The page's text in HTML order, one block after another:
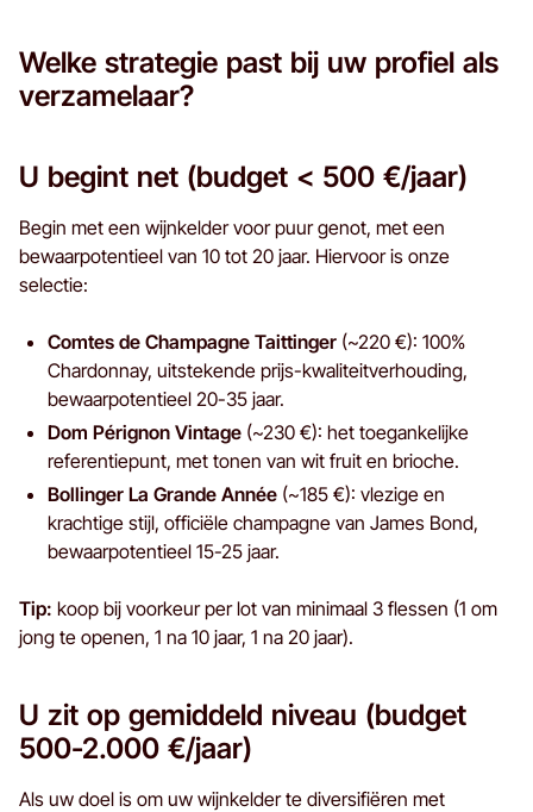
Welke strategie past bij uw profiel als
verzamelaar?
U begint net (budget < 500 €/jaar)
Begin met een wijnkelder voor puur genot, met een
bewaarpotentieel van 10 tot 20 jaar. Hiervoor is onze
selectie:
Comtes de Champagne Taittinger (~220 €): 100%
Chardonnay, uitstekende prijs-kwaliteitverhouding,
bewaarpotentieel 20-35 jaar.
Dom Pérignon Vintage (~230 €): het toegankelijke
referentiepunt, met tonen van wit fruit en brioche.
Bollinger La Grande Année (~185 €): vlezige en
krachtige stijl, officiële champagne van James Bond,
bewaarpotentieel 15-25 jaar.
Tip: koop bij voorkeur per lot van minimaal 3 flessen (1 om
jong te openen, 1 na 10 jaar, 1 na 20 jaar).
U zit op gemiddeld niveau (budget
500-2.000 €/jaar)
Als uw doel is om uw wijnkelder te diversifiëren met